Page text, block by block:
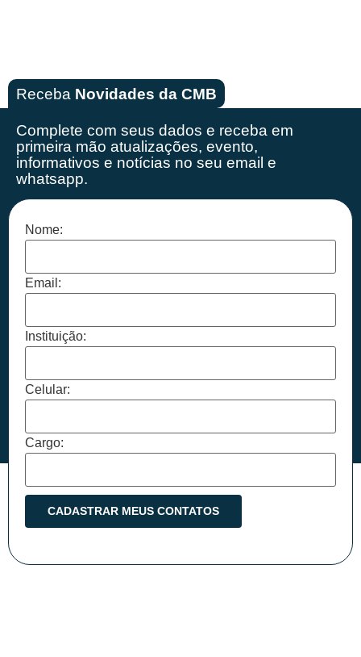
Receba Novidades da CMB
Complete com seus dados e receba em
primeira mão atualizações, evento,
informativos e notícias no seu email e
whatsapp.
Nome:
Email:
Instituição:
Celular:
Cargo: